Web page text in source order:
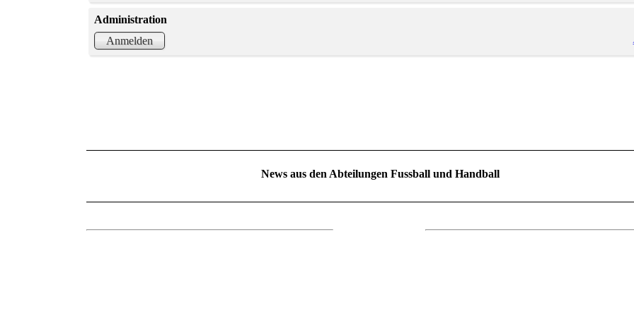
Administration
Anmelden
News aus den Abteilungen Fussball und Handball